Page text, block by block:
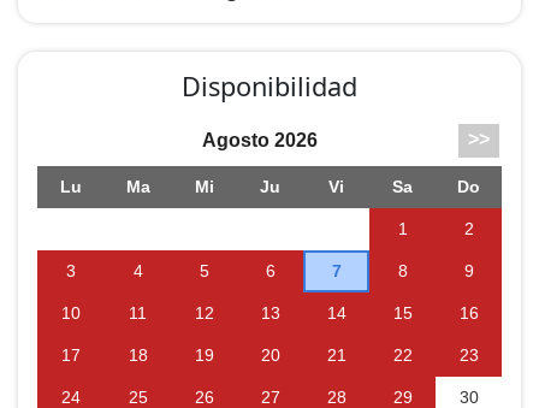
muebles de jardín. Los árboles y los rosales ponen el
Disponibilidad